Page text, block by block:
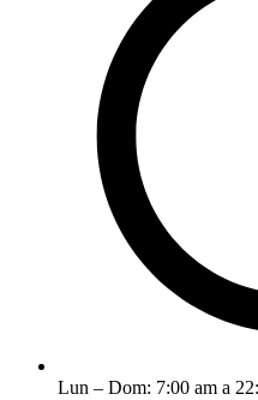
Lun – Dom: 7:00 am a